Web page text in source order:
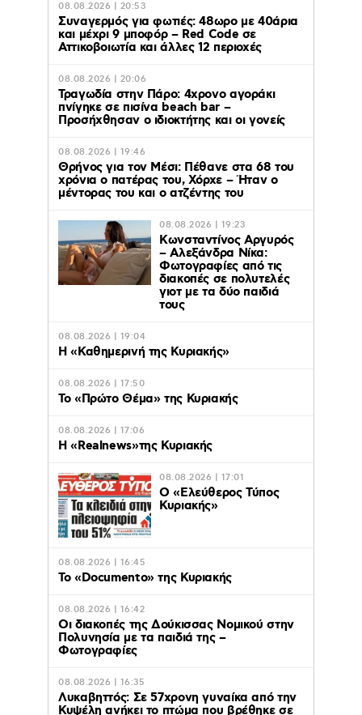
08.08.2026 | 20:53
Συναγερμός για φωτιές: 48ωρο με 40άρια
και μέχρι 9 μποφόρ – Red Code σε
Αττικοβοιωτία και άλλες 12 περιοχές
08.08.2026 | 20:06
Τραγωδία στην Πάρο: 4χρονο αγοράκι
πνίγηκε σε πισίνα beach bar –
Προσήχθησαν ο ιδιοκτήτης και οι γονείς
08.08.2026 | 19:46
Θρήνος για τον Μέσι: Πέθανε στα 68 του
χρόνια ο πατέρας του, Χόρχε – Ήταν ο
μέντορας του και ο ατζέντης του
08.08.2026 | 19:23
Κωνσταντίνος Αργυρός
– Αλεξάνδρα Νίκα:
Φωτογραφίες από τις
διακοπές σε πολυτελές
γιοτ με τα δύο παιδιά
τους
08.08.2026 | 19:04
H «Καθημερινή της Κυριακής»
08.08.2026 | 17:50
Το «Πρώτο Θέμα» της Κυριακής
08.08.2026 | 17:06
Η «Realnews»της Κυριακής
08.08.2026 | 17:01
Ο «Eλεύθερος Τύπος
Κυριακής»
08.08.2026 | 16:45
Το «Documento» της Κυριακής
08.08.2026 | 16:42
Οι διακοπές της Δούκισσας Νομικού στην
Πολυνησία με τα παιδιά της –
Φωτογραφίες
08.08.2026 | 16:35
Λυκαβηττός: Σε 57χρονη γυναίκα από την
Κυψέλη ανήκει το πτώμα που βρέθηκε σε